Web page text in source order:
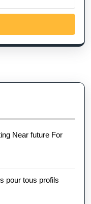
Near future For
pour tous profils